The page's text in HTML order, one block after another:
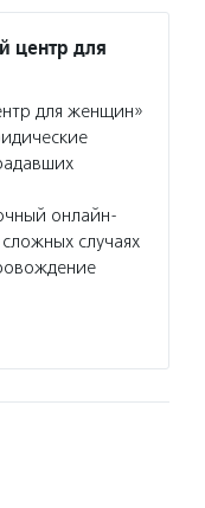
центр для
для женщин»
онлайн-
случаях